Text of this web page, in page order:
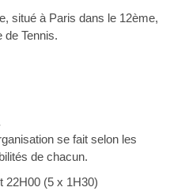
situé à Paris dans le 12ème,
de Tennis.
se fait selon les
de chacun.
22H00 (5 x 1H30)